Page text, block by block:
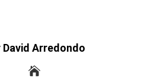
David Arredondo